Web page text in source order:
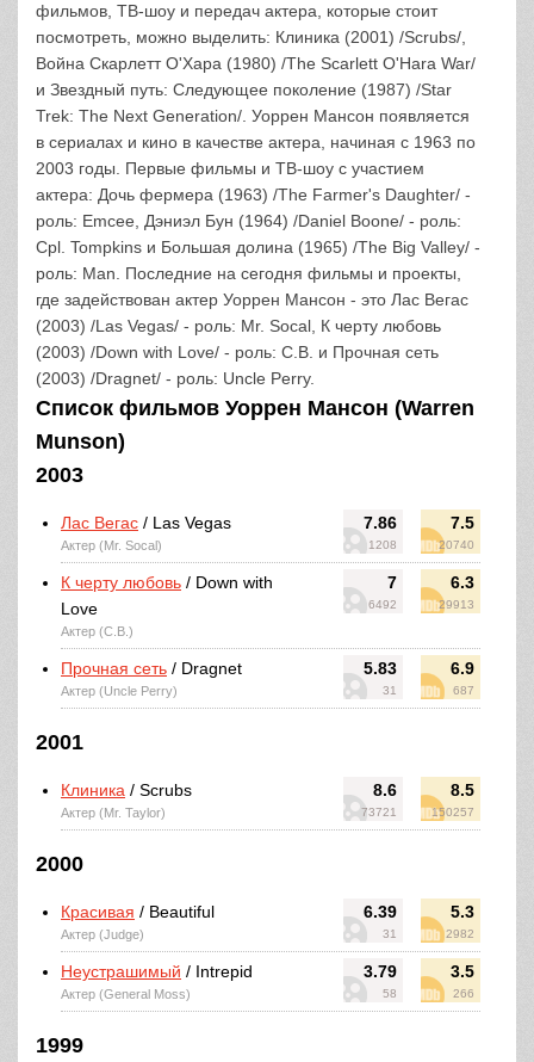
фильмов, ТВ-шоу и передач актера, которые стоит
посмотреть, можно выделить: Клиника (2001) /Scrubs/,
Война Скарлетт О'Хара (1980) /The Scarlett O'Hara War/
и Звездный путь: Следующее поколение (1987) /Star
Trek: The Next Generation/. Уоррен Мансон появляется
в сериалах и кино в качестве актера, начиная с 1963 по
2003 годы. Первые фильмы и ТВ-шоу с участием
актера: Дочь фермера (1963) /The Farmer's Daughter/ -
роль: Emcee, Дэниэл Бун (1964) /Daniel Boone/ - роль:
Cpl. Tompkins и Большая долина (1965) /The Big Valley/ -
роль: Man. Последние на сегодня фильмы и проекты,
где задействован актер Уоррен Мансон - это Лас Вегас
(2003) /Las Vegas/ - роль: Mr. Socal, К черту любовь
(2003) /Down with Love/ - роль: C.B. и Прочная сеть
(2003) /Dragnet/ - роль: Uncle Perry.
Список фильмов Уоррен Мансон (Warren
Munson)
2003
7.86
1208
7.5
20740
Лас Вегас / Las Vegas
Актер (Mr. Socal)
7
6492
6.3
29913
К черту любовь / Down with
Love
Актер (C.B.)
5.83
31
6.9
687
Прочная сеть / Dragnet
Актер (Uncle Perry)
2001
8.6
73721
8.5
150257
Клиника / Scrubs
Актер (Mr. Taylor)
2000
6.39
31
5.3
2982
Красивая / Beautiful
Актер (Judge)
3.79
58
3.5
266
Неустрашимый / Intrepid
Актер (General Moss)
1999